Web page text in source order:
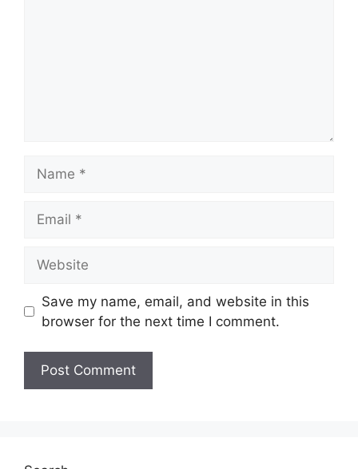
Save my name, email, and website in this
browser for the next time I comment.